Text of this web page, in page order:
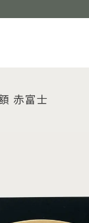
赤富士